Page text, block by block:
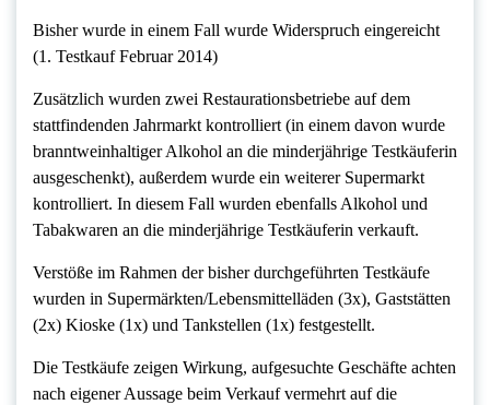
Bisher wurde in einem Fall wurde Widerspruch eingereicht
(1. Testkauf Februar 2014)
Zusätzlich wurden zwei Restaurationsbetriebe auf dem
stattfindenden Jahrmarkt kontrolliert (in einem davon wurde
branntweinhaltiger Alkohol an die minderjährige Testkäuferin
ausgeschenkt), außerdem wurde ein weiterer Supermarkt
kontrolliert. In diesem Fall wurden ebenfalls Alkohol und
Tabakwaren an die minderjährige Testkäuferin verkauft.
Verstöße im Rahmen der bisher durchgeführten Testkäufe
wurden in Supermärkten/Lebensmittelläden (3x), Gaststätten
(2x) Kioske (1x) und Tankstellen (1x) festgestellt.
Die Testkäufe zeigen Wirkung, aufgesuchte Geschäfte achten
nach eigener Aussage beim Verkauf vermehrt auf die